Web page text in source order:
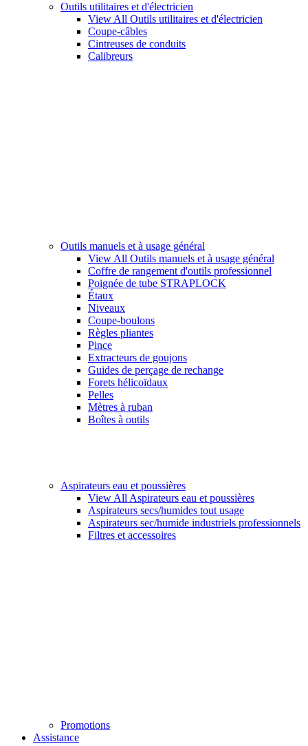
Outils utilitaires et d'électricien
View All Outils utilitaires et d'électricien
Coupe-câbles
Cintreuses de conduits
Calibreurs
Outils manuels et à usage général
View All Outils manuels et à usage général
Coffre de rangement d'outils professionnel
Poignée de tube STRAPLOCK
Étaux
Niveaux
Coupe-boulons
Règles pliantes
Pince
Extracteurs de goujons
Guides de perçage de rechange
Forets hélicoïdaux
Pelles
Mètres à ruban
Boîtes à outils
Aspirateurs eau et poussières
View All Aspirateurs eau et poussières
Aspirateurs secs/humides tout usage
Aspirateurs sec/humide industriels professionnels
Filtres et accessoires
Promotions
Assistance